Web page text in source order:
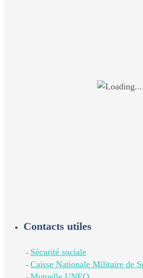
Contacts utiles
- Sécurité sociale
- Caisse Nationale Militaire de